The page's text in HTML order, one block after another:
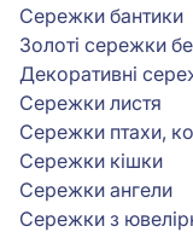
Сережки бантики
Золоті сережки
Декоративні
Сережки листя
Сережки птахи,
Сережки кішки
Сережки ангели
Сережки з